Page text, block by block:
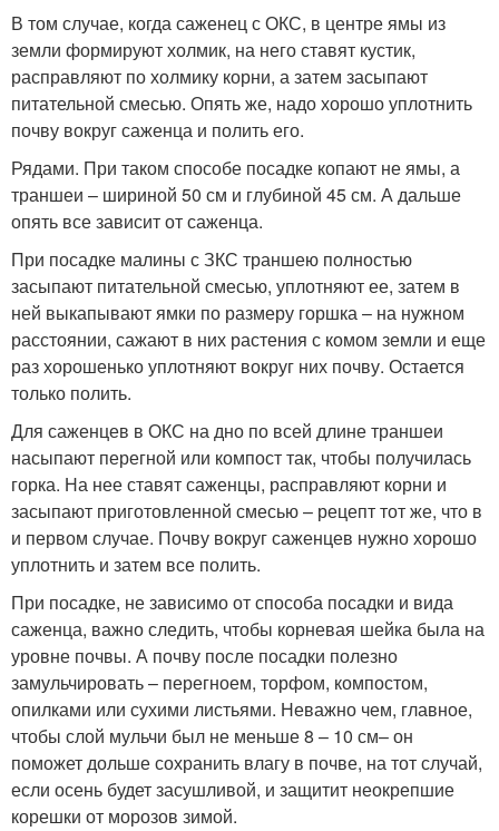
В том случае, когда саженец с ОКС, в центре ямы из
земли формируют холмик, на него ставят кустик,
расправляют по холмику корни, а затем засыпают
питательной смесью. Опять же, надо хорошо уплотнить
почву вокруг саженца и полить его.
Рядами. При таком способе посадке копают не ямы, а
траншеи – шириной 50 см и глубиной 45 см. А дальше
опять все зависит от саженца.
При посадке малины с ЗКС траншею полностью
засыпают питательной смесью, уплотняют ее, затем в
ней выкапывают ямки по размеру горшка – на нужном
расстоянии, сажают в них растения с комом земли и еще
раз хорошенько уплотняют вокруг них почву. Остается
только полить.
Для саженцев в ОКС на дно по всей длине траншеи
насыпают перегной или компост так, чтобы получилась
горка. На нее ставят саженцы, расправляют корни и
засыпают приготовленной смесью – рецепт тот же, что в
и первом случае. Почву вокруг саженцев нужно хорошо
уплотнить и затем все полить.
При посадке, не зависимо от способа посадки и вида
саженца, важно следить, чтобы корневая шейка была на
уровне почвы. А почву после посадки полезно
замульчировать – перегноем, торфом, компостом,
опилками или сухими листьями. Неважно чем, главное,
чтобы слой мульчи был не меньше 8 – 10 см– он
поможет дольше сохранить влагу в почве, на тот случай,
если осень будет засушливой, и защитит неокрепшие
корешки от морозов зимой.